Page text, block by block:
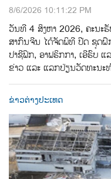
8/6/2026 10:11:22 PM
ວັນທີ 4 ສິງຫາ 2026, ຄະນະ
ສາກົນຈີນ ໄດ້ຈັດພິທີ ປີດ ຊຸດ
ປາຊີຟິກ, ອາຟຣິກກາ, ເອີຣົບ ແ
ຂ່າວ ແລະ ແລກປ່ຽນວັດທະນ
ຂ່າວຕ່າງປະເທດ